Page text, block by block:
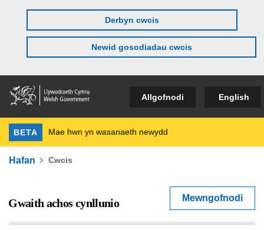
Derbyn cwcis
Newid gosodiadau cwcis
Allgofnodi English
BETA Mae hwn yn wasanaeth newydd
Hafan Cwcis
Mewngofnodi